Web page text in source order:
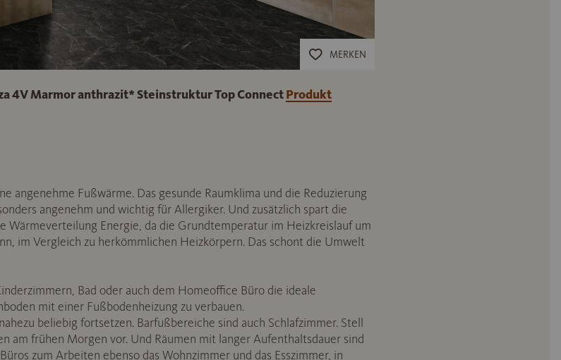
MERKEN
4V Marmor anthrazit* Steinstruktur Top ConnectProdukt
angenehme Fußwärme. Das gesunde Raumklima und die Reduzierung
angenehm und wichtig für Allergiker. Und zusätzlich spart die
Wärmeverteilung Energie, da die Grundtemperatur im Heizkreislauf um
im Vergleich zu herkömmlichen Heizkörpern. Das schont die Umwelt
Bad oder auch dem Homeoffice Büro die ideale
mit einer Fußbodenheizung zu verbauen.
beliebig fortsetzen. Barfußbereiche sind auch Schlafzimmer. Stell
am frühen Morgen vor. Und Räumen mit langer Aufenthaltsdauer sind
zum Arbeiten ebenso das Wohnzimmer und das Esszimmer, in